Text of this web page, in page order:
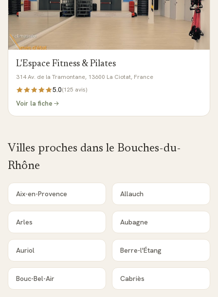
L'Espace Fitness & Pilates
314 Av. de la Tramontane, 13600 La Ciotat, France
5.0(125 avis)
Voir la fiche
Villes proches dans le Bouches-du-
Rhône
Aix-en-Provence Allauch
Arles Aubagne
Auriol Berre-l'Étang
Bouc-Bel-Air Cabriès